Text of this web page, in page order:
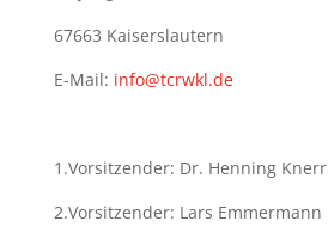
67663 Kaiserslautern
E-Mail: info@tcrwkl.de
1.Vorsitzender: Dr. Henning Knerr
2.Vorsitzender: Lars Emmermann